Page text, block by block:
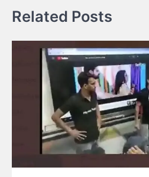
Related Posts